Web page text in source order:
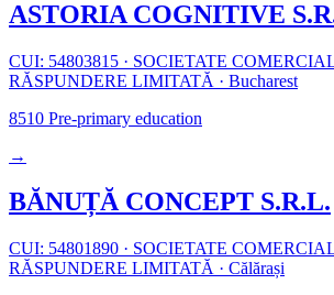
ASTORIA COGNITIVE
CUI: 54803815 · SOCIETATE
RĂSPUNDERE LIMITATĂ · Bucharest
8510 Pre-primary education
→
BĂNUȚĂ CONCEPT S.R.L.
CUI: 54801890 · SOCIETATE
RĂSPUNDERE LIMITATĂ · Călărași